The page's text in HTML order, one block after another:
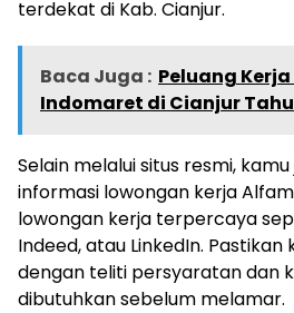
terdekat di Kab. Cianjur.
Baca Juga : Peluang
Indomaret di Cianjur
Selain melalui situs resmi,
informasi lowongan kerja
lowongan kerja terpercaya
Indeed, atau LinkedIn.
dengan teliti persyaratan dan
dibutuhkan sebelum melamar.